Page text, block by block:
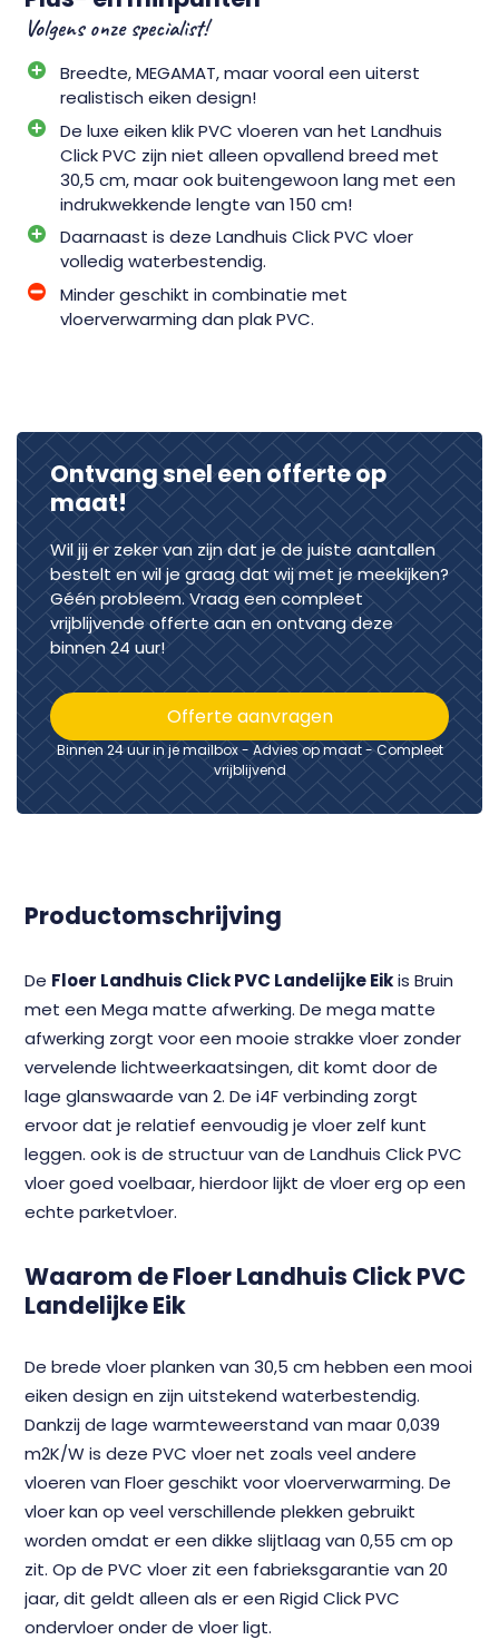
Volgens onze specialist!
Breedte, MEGAMAT, maar vooral een uiterst
realistisch eiken design!
De luxe eiken klik PVC vloeren van het Landhuis
Click PVC zijn niet alleen opvallend breed met
30,5 cm, maar ook buitengewoon lang met een
indrukwekkende lengte van 150 cm!
Daarnaast is deze Landhuis Click PVC vloer
volledig waterbestendig.
Minder geschikt in combinatie met
vloerverwarming dan plak PVC.
Ontvang snel een offerte op
maat!
Wil jij er zeker van zijn dat je de juiste aantallen
bestelt en wil je graag dat wij met je meekijken?
Géén probleem. Vraag een compleet
vrijblijvende offerte aan en ontvang deze
binnen 24 uur!
Offerte aanvragen
Binnen 24 uur in je mailbox - Advies op maat - Compleet
vrijblijvend
Productomschrijving
De Floer Landhuis Click PVC Landelijke Eikis Bruin
met een Mega matte afwerking. De mega matte
afwerking zorgt voor een mooie strakke vloer zonder
vervelende lichtweerkaatsingen, dit komt door de
lage glanswaarde van 2. De i4F verbinding zorgt
ervoor dat je relatief eenvoudig je vloer zelf kunt
leggen. ook is de structuur van de Landhuis Click PVC
vloer goed voelbaar, hierdoor lijkt de vloer erg op een
echte parketvloer.
Waarom de Floer Landhuis Click PVC
Landelijke Eik
De brede vloer planken van 30,5 cm hebben een mooi
eiken design en zijn uitstekend waterbestendig.
Dankzij de lage warmteweerstand van maar 0,039
m2K/W is deze PVC vloer net zoals veel andere
vloeren van Floer geschikt voor vloerverwarming. De
vloer kan op veel verschillende plekken gebruikt
worden omdat er een dikke slijtlaag van 0,55 cm op
zit. Op de PVC vloer zit een fabrieksgarantie van 20
jaar, dit geldt alleen als er een Rigid Click PVC
ondervloer onder de vloer ligt.